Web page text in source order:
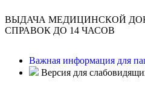
ВЫДАЧА МЕДИЦИНСКОЙ
СПРАВОК ДО 14 ЧАСОВ
Важная информация для
Версия для